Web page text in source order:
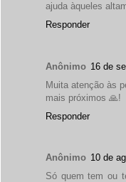
ajuda àqueles
Responder
Anônimo 16 de
Muita atenção às
mais próximos 🙏!
Responder
Anônimo 10 de
Só quem tem ou